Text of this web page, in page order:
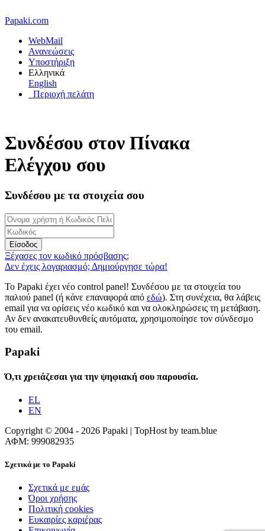
Papaki.com
WebMail
Ανανεώσεις
Υποστήριξη
Ελληνικά
English
Περιοχή πελάτη
Συνδέσου στον Πίνακα
Ελέγχου σου
Συνδέσου με τα στοιχεία σου
Είσοδος
Ξέχασες τον κωδικό πρόσβασης;
Δεν έχεις λογαριασμό; Δημιούργησε τώρα!
Το Papaki έχει νέο control panel! Συνδέσου με τα στοιχεία του
παλιού panel (ή κάνε επαναφορά από εδώ). Στη συνέχεια, θα λάβεις
email για να ορίσεις νέο κωδικό και να ολοκληρώσεις τη μετάβαση.
Αν δεν ανακατευθυνθείς αυτόματα, χρησιμοποίησε τον σύνδεσμο
του email.
Papaki
Ό,τι χρειάζεσαι για την ψηφιακή σου παρουσία.
EL
EN
Copyright © 2004 - 2026 Papaki | TopHost by team.blue
ΑΦΜ: 999082935
Σχετικά με το Papaki
Σχετικά με εμάς
Όροι χρήσης
Πολιτική cookies
Ευκαιρίες καριέρας